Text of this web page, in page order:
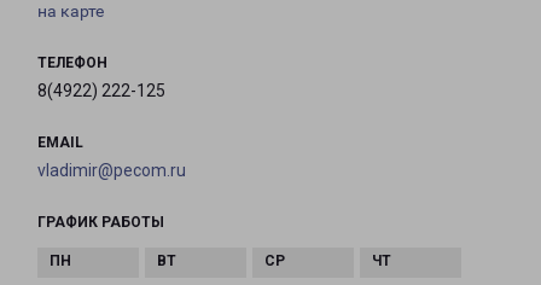
на карте
ТЕЛЕФОН
8(4922) 222-125
EMAIL
vladimir@pecom.ru
ГРАФИК РАБОТЫ